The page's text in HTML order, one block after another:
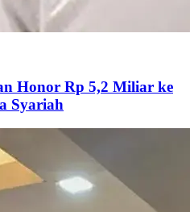
Honor Rp 5,2 Miliar ke
Syariah